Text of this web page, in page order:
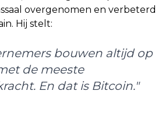
overgenomen en verbeterd
Hij stelt:
bouwen altijd op
de meeste
En dat is Bitcoin."